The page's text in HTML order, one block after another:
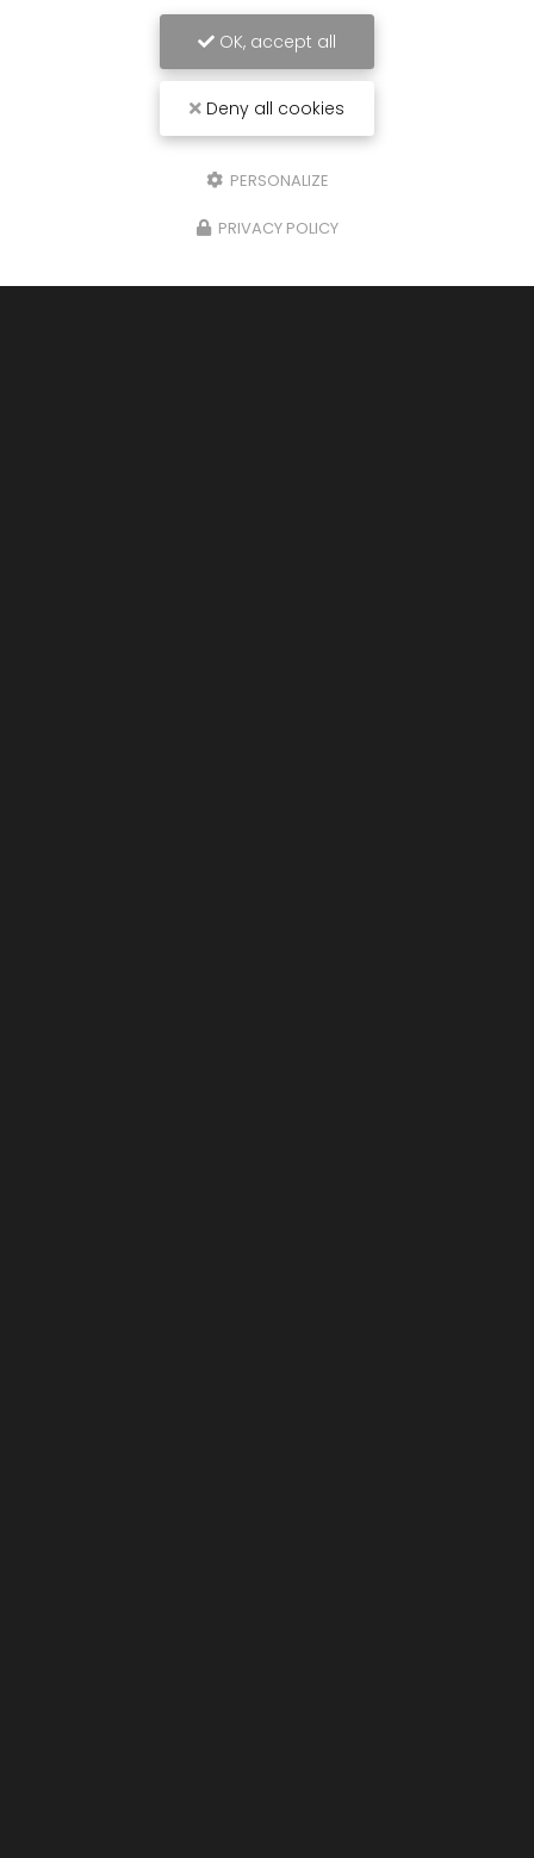
OK, accept all
Deny all cookies
PERSONALIZE
PRIVACY POLICY